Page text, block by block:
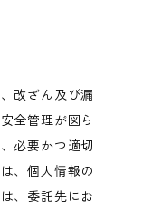
改ざん及び漏
全管理が図ら
必要かつ適切
、個人情報の
、委託先にお